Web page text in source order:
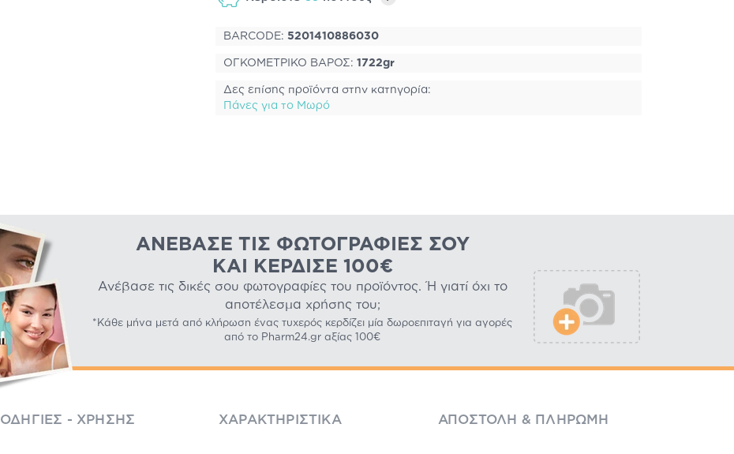
BARCODE: 5201410886030
ΟΓΚΟΜΕΤΡΙΚΟ ΒΑΡΟΣ: 1722gr
Δες επίσης προϊόντα στην κατηγορία:
Πάνες για το Μωρό
ΑΝΈΒΑΣΕ ΤΙΣ ΦΩΤΟΓΡΑΦΊΕΣ ΣΟΥ
ΚΑΙ ΚΈΡΔΙΣΕ 100€
Ανέβασε τις δικές σου φωτογραφίες του προϊόντος. Ή γιατί όχι το
αποτέλεσμα χρήσης του;
*Κάθε μήνα μετά από κλήρωση ένας τυχερός κερδίζει μία δωροεπιταγή για αγορές
από το Pharm24.gr αξίας 100€
ΟΔΗΓΊΕΣ - ΧΡΉΣΗΣ ΧΑΡΑΚΤΗΡΙΣΤΙΚΆ ΑΠΟΣΤΟΛΉ & ΠΛΗΡΩΜΉ